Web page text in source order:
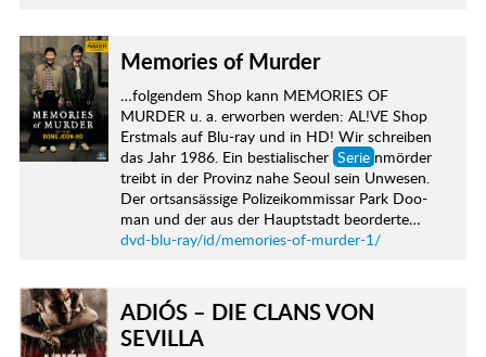
Memories of Murder
…folgendem Shop kann MEMORIES OF
MURDER u. a. erworben werden: AL!VE Shop
Erstmals auf Blu-ray und in HD! Wir schreiben
das Jahr 1986. Ein bestialischer Serie nmörder
treibt in der Provinz nahe Seoul sein Unwesen.
Der ortsansässige Polizeikommissar Park Doo-
man und der aus der Hauptstadt beorderte…
dvd-blu-ray/id/memories-of-murder-1/
ADIÓS – DIE CLANS VON
SEVILLA